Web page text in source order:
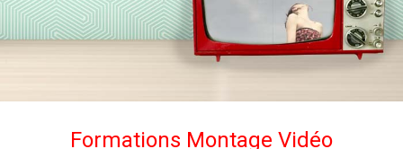
Formations Montage Vidéo